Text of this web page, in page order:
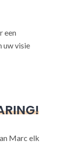
een
uw visie
Marc elk